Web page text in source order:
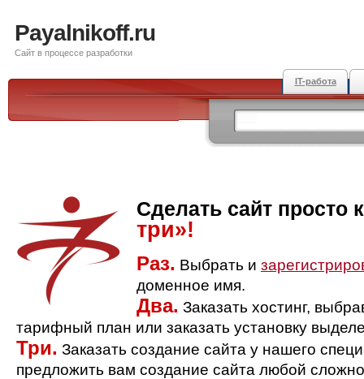
Payalnikoff.ru
Сайт в процессе разработки
IT-работа
Сделать сайт просто
три»!
Раз. Выбрать и
доменное имя.
Два. Заказать хостинг,
тарифный план или заказать установку
Три. Заказать создание сайта у нашего
предложить вам создание сайта любой